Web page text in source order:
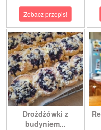
Zobacz przepis!
Drożdżówki z
budyniem...